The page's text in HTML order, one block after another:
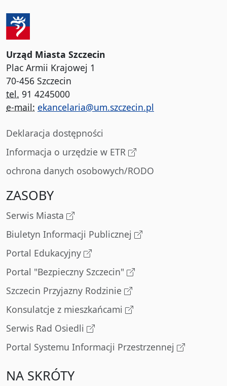
Urząd Miasta Szczecin
Plac Armii Krajowej 1
70-456 Szczecin
tel. 91 4245000
e-mail: ekancelaria@um.szczecin.pl
Deklaracja dostępności
Informacja o urzędzie w ETR
ochrona danych osobowych/RODO
ZASOBY
Serwis Miasta
Biuletyn Informacji Publicznej
Portal Edukacyjny
Portal "Bezpieczny Szczecin"
Szczecin Przyjazny Rodzinie
Konsulatcje z mieszkańcami
Serwis Rad Osiedli
Portal Systemu Informacji Przestrzennej
NA SKRÓTY